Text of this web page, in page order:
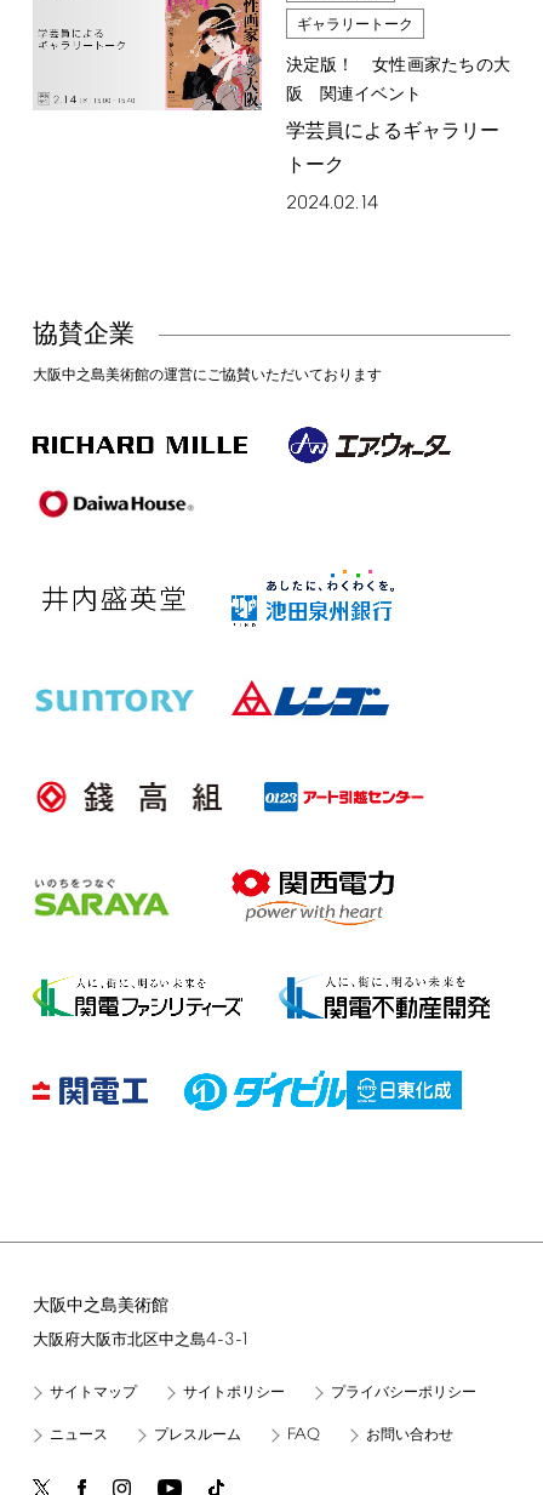
ギャラリートーク
決定版！ 女性画家たちの大
阪 関連イベント
学芸員によるギャラリー
トーク
2024.02.14
協賛企業
大阪中之島美術館の運営にご協賛いただいております
大阪中之島美術館
大阪府大阪市北区中之島4-3-1
サイトマップ サイトポリシー プライバシーポリシー
ニュース プレスルーム FAQ お問い合わせ